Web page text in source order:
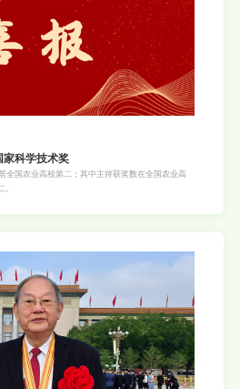
家科学技术奖
全国农业高校第二；其中主持获奖数在全国农业高
。